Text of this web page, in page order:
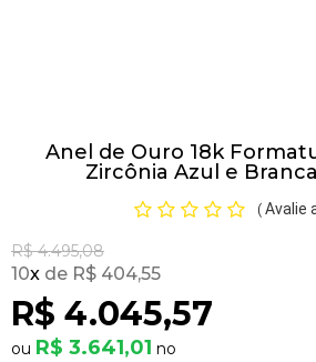
Anel de Ouro 18k
Zircônia Azul e
( Avalie
R$ 4.495,08
R$ 4.045,57
10x R$ 404,55
R$ 3.641,01
Pedras Preciosas
OFERTAS